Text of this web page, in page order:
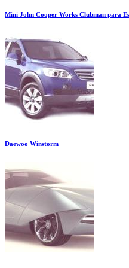
Mini John Cooper Works Clubman para
Daewoo Winstorm